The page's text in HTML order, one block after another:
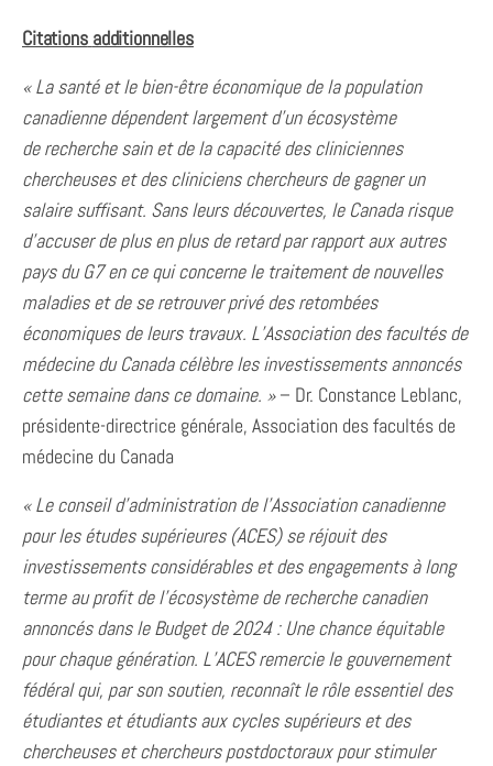
Citations additionnelles
« La santé et le bien-être économique de la population
canadienne dépendent largement d’un écosystème
derecherche sain et de la capacité des cliniciennes
chercheuses et des cliniciens chercheurs de gagner un
salaire suffisant. Sans leurs découvertes, le Canada risque
d’accuser de plus en plus de retard par rapport aux autres
pays du G7 en ce quiconcerne le traitement de nouvelles
maladies et de seretrouver privé des retombées
économiques de leurs travaux. L’Association des facultés de
médecine du Canada célèbre les investissements annoncés
cette semaine dans ce domaine. »– Dr. Constance Leblanc,
présidente-directrice générale, Association des facultés de
médecine du Canada
« Le conseil d’administration de l’Association canadienne
pour les études supérieures (ACES) se réjouit des
investissements considérables et des engagements à long
terme au profit del’écosystème de recherche canadien
annoncés dans le Budget de 2024 : Une chance équitable
pour chaque génération. L’ACES remercie le gouvernement
fédéral qui, par son soutien, reconnaît le rôle essentiel des
étudiantes et étudiants aux cycles supérieurs et des
chercheuses et chercheurspostdoctoraux pour stimuler